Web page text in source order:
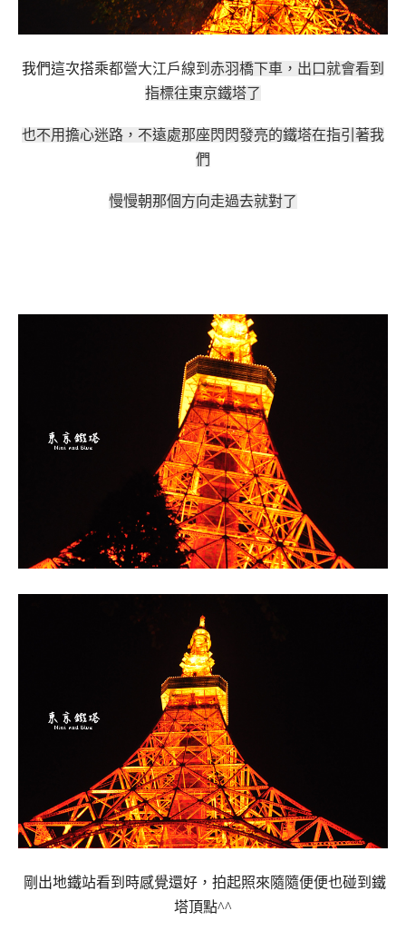
我們這次搭乘都營大江戶線到 赤羽橋下車，出口就會看到
指標往東京鐵塔了
也不用擔心迷路，不遠處那座閃閃發亮的鐵塔在指引著我
們
慢慢朝那個方向走過去就對了
剛出地鐵站看到時感覺還好，拍起照來隨隨便便也碰到鐵
塔頂點^^